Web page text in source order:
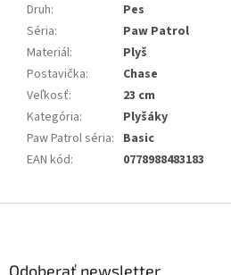
Druh:
Pes
Séria:
Paw Patrol
Materiál:
Plyš
Postavička:
Chase
Veľkosť:
23 cm
Kategória:
Plyšáky
Paw Patrol séria: Basic
EAN kód: 0778988483183
Odoberať newsletter